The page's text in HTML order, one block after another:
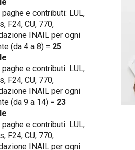
e contributi: LUL,
F24, CU, 770,
INAIL per ogni
(da 4 a 8) = 25
e contributi: LUL,
F24, CU, 770,
INAIL per ogni
(da 9 a 14) = 23
e contributi: LUL,
F24, CU, 770,
INAIL per ogni